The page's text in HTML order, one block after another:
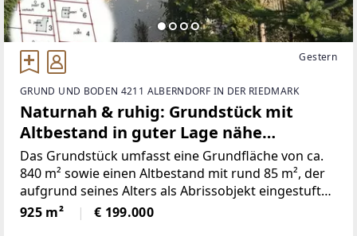
Gestern
GRUND UND BODEN 4211 ALBERNDORF IN DER RIEDMARK
Naturnah & ruhig: Grundstück mit
Altbestand in guter Lage nähe
Gallneukirchen! - Gemeinde Alberndorf
in der Riedmark (GST 2438/1)
Das Grundstück umfasst eine Grundfläche von ca.
840 m² sowie einen Altbestand mit rund 85 m², der
aufgrund seines Alters als Abrissobjekt eingestuft
wird – ideal für Bauherren, die ihr Projekt von Grund
auf neu gestalten möchten. (Alle Grundstücke
925 m² € 199.000